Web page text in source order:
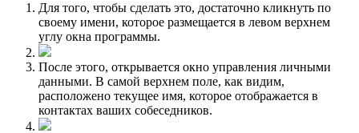
Для того, чтобы сделать это, достаточно кликнуть по
своему имени, которое размещается в левом верхнем
углу окна программы.
После этого, открывается окно управления личными
данными. В самой верхнем поле, как видим,
расположено текущее имя, которое отображается в
контактах ваших собеседников.